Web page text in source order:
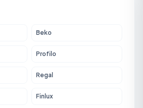
Beko
Profilo
Regal
Finlux